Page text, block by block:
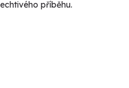
příběhu.